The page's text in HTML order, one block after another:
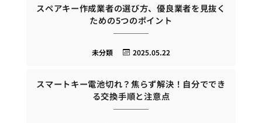
スペアキー作成業者の選び方、優良業者を見抜く
ための5つのポイント
2025.05.22
未分類
スマートキー電池切れ？焦らず解決！自分ででき
る交換手順と注意点